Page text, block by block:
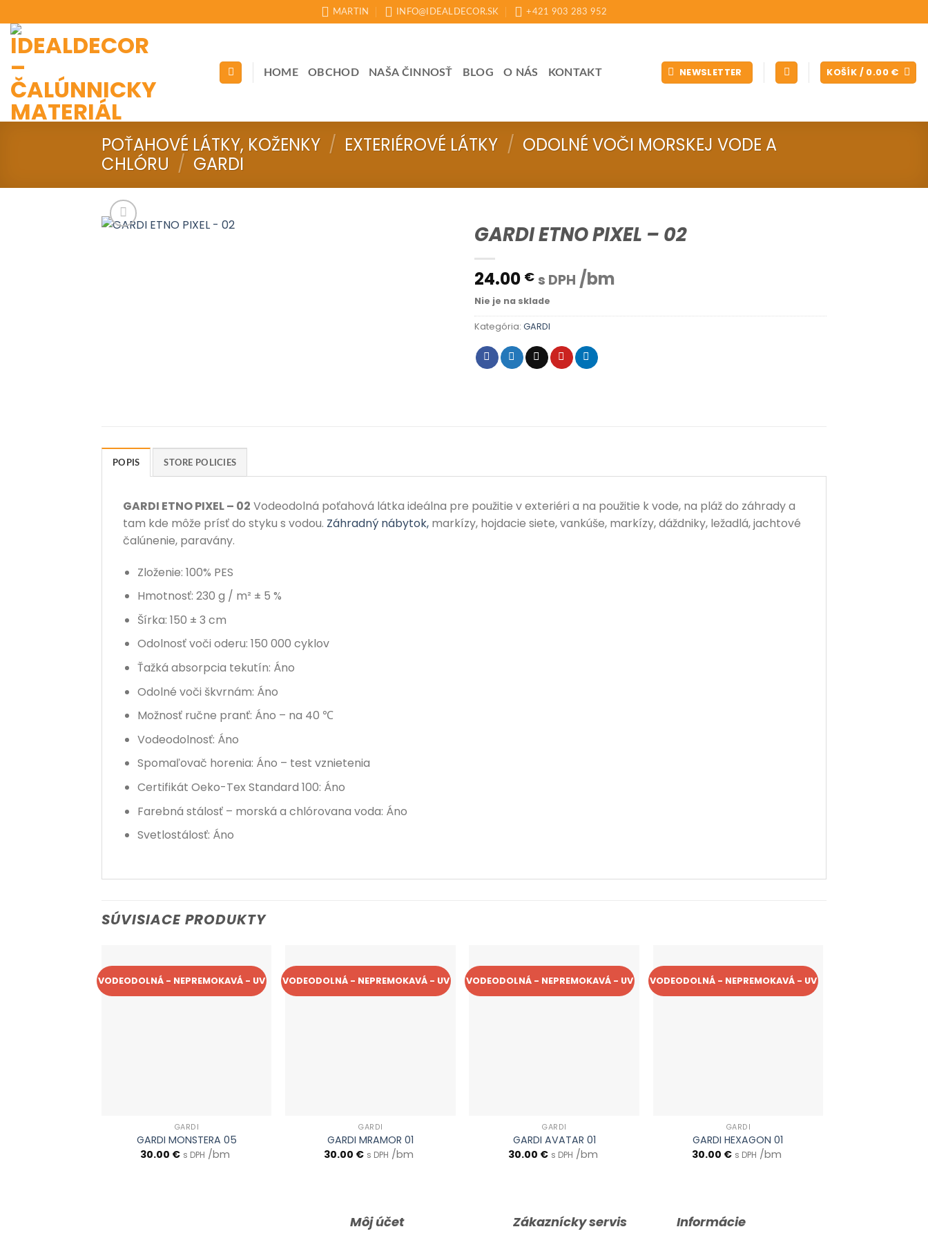
to
content
MARTIN INFO@IDEALDECOR.SK +421 903 283 952
HOME OBCHOD NAŠA ČINNOSŤ BLOG O NÁS KONTAKT NEWSLETTER KOŠÍK / 0.00 €
POŤAHOVÉ LÁTKY, KOŽENKY / EXTERIÉROVÉ LÁTKY / ODOLNÉ VOČI MORSKEJ VODE A
CHLÓRU / GARDI
GARDI ETNO PIXEL – 02
24.00 € s DPH /bm
Nie je na sklade
Kategória: GARDI
POPIS STORE POLICIES
GARDI ETNO PIXEL – 02 Vodeodolná poťahová látka ideálna pre použitie v exteriéri a na použitie k vode, na pláž do záhrady a
tam kde môže prísť do styku s vodou. Záhradný nábytok, markízy, hojdacie siete, vankúše, markízy, dáždniky, ležadlá, jachtové
čalúnenie, paravány.
Zloženie: 100% PES
Hmotnosť: 230 g / m² ± 5 %
Šírka: 150 ± 3 cm
Odolnosť voči oderu: 150 000 cyklov
Ťažká absorpcia tekutín: Áno
Odolné voči škvrnám: Áno
Možnosť ručne pranť: Áno – na 40 ℃
Vodeodolnosť: Áno
Spomaľovač horenia: Áno – test vznietenia
Certifikát Oeko-Tex Standard 100: Áno
Farebná stálosť – morská a chlórovana voda: Áno
Svetlostálosť: Áno
SÚVISIACE PRODUKTY
VODEODOLNÁ - NEPREMOKAVÁ - UV
GARDI
GARDI MONSTERA 05
30.00 € s DPH /bm
VODEODOLNÁ - NEPREMOKAVÁ - UV
GARDI
GARDI MRAMOR 01
30.00 € s DPH /bm
VODEODOLNÁ - NEPREMOKAVÁ - UV
GARDI
GARDI AVATAR 01
30.00 € s DPH /bm
VODEODOLNÁ - NEPREMOKAVÁ - UV
GARDI
GARDI HEXAGON 01
30.00 € s DPH /bm
Môj účet Zákaznícky servis Informácie